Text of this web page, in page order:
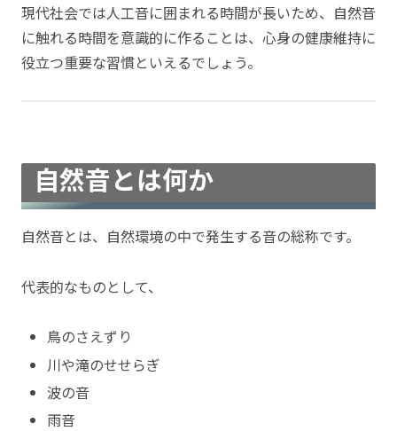
現代社会では人工音に囲まれる時間が長いため、自然音
に触れる時間を意識的に作ることは、心身の健康維持に
役立つ重要な習慣といえるでしょう。
自然音とは何か
自然音とは、自然環境の中で発生する音の総称です。
代表的なものとして、
鳥のさえずり
川や滝のせせらぎ
波の音
雨音